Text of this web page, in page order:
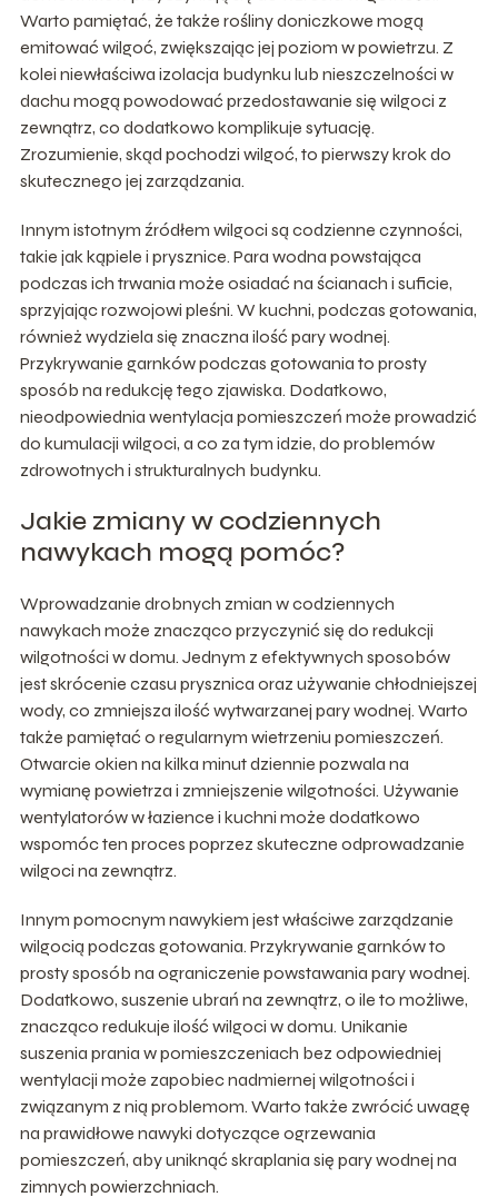
Warto pamiętać, że także rośliny doniczkowe mogą
emitować wilgoć, zwiększając jej poziom w powietrzu. Z
kolei niewłaściwa izolacja budynku lub nieszczelności w
dachu mogą powodować przedostawanie się wilgoci z
zewnątrz, co dodatkowo komplikuje sytuację.
Zrozumienie, skąd pochodzi wilgoć, to pierwszy krok do
skutecznego jej zarządzania.
Innym istotnym źródłem wilgoci są codzienne czynności,
takie jak kąpiele i prysznice. Para wodna powstająca
podczas ich trwania może osiadać na ścianach i suficie,
sprzyjając rozwojowi pleśni. W kuchni, podczas gotowania,
również wydziela się znaczna ilość pary wodnej.
Przykrywanie garnków podczas gotowania to prosty
sposób na redukcję tego zjawiska. Dodatkowo,
nieodpowiednia wentylacja pomieszczeń może prowadzić
do kumulacji wilgoci, a co za tym idzie, do problemów
zdrowotnych i strukturalnych budynku.
Jakie zmiany w codziennych
nawykach mogą pomóc?
Wprowadzanie drobnych zmian w codziennych
nawykach może znacząco przyczynić się do redukcji
wilgotności w domu. Jednym z efektywnych sposobów
jest skrócenie czasu prysznica oraz używanie chłodniejszej
wody, co zmniejsza ilość wytwarzanej pary wodnej. Warto
także pamiętać o regularnym wietrzeniu pomieszczeń.
Otwarcie okien na kilka minut dziennie pozwala na
wymianę powietrza i zmniejszenie wilgotności. Używanie
wentylatorów w łazience i kuchni może dodatkowo
wspomóc ten proces poprzez skuteczne odprowadzanie
wilgoci na zewnątrz.
Innym pomocnym nawykiem jest właściwe zarządzanie
wilgocią podczas gotowania. Przykrywanie garnków to
prosty sposób na ograniczenie powstawania pary wodnej.
Dodatkowo, suszenie ubrań na zewnątrz, o ile to możliwe,
znacząco redukuje ilość wilgoci w domu. Unikanie
suszenia prania w pomieszczeniach bez odpowiedniej
wentylacji może zapobiec nadmiernej wilgotności i
związanym z nią problemom. Warto także zwrócić uwagę
na prawidłowe nawyki dotyczące ogrzewania
pomieszczeń, aby uniknąć skraplania się pary wodnej na
zimnych powierzchniach.